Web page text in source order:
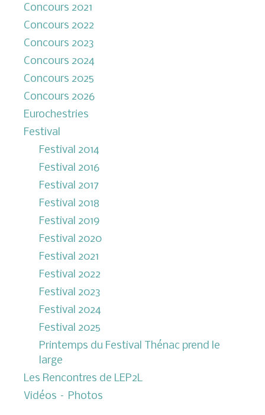
Concours 2021
Concours 2022
Concours 2023
Concours 2024
Concours 2025
Concours 2026
Eurochestries
Festival
Festival 2014
Festival 2016
Festival 2017
Festival 2018
Festival 2019
Festival 2020
Festival 2021
Festival 2022
Festival 2023
Festival 2024
Festival 2025
Printemps du Festival Thénac prend le
large
Les Rencontres de LEP2L
Vidéos – Photos